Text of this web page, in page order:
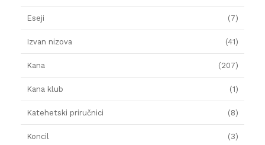
Eseji (7)
Izvan nizova (41)
Kana (207)
Kana klub (1)
Katehetski priručnici (8)
Koncil (3)